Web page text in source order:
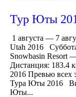
Тур Юты
1 августа — 7
Utah 2016
Snowbasin Resort
Дистанция: 183.4
2016 Превью всех
Тура Юты 2016
Юты...